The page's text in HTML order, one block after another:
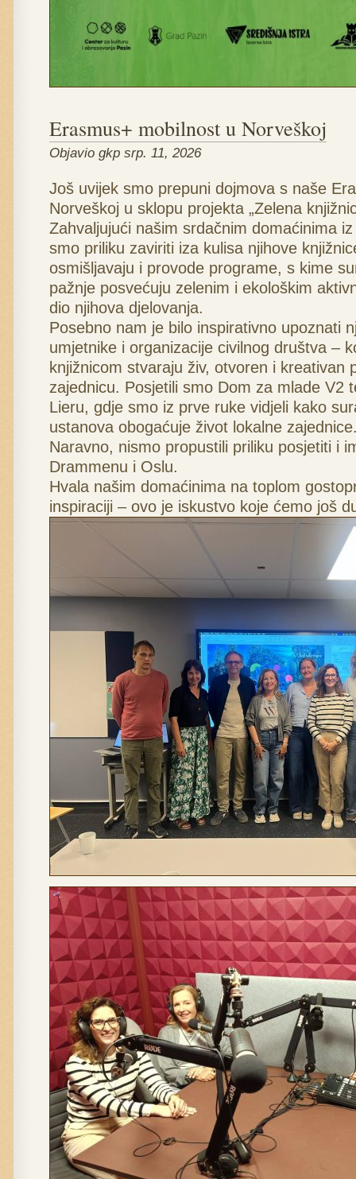
Erasmus+ mobilnost u Norveškoj
Objavio gkp srp. 11, 2026
Još uvijek smo prepuni dojmova s naše
Norveškoj u sklopu projekta „Zelena
Zahvaljujući našim srdačnim domaćinima
smo priliku zaviriti iza kulisa njihove
osmišljavaju i provode programe, s kime
pažnje posvećuju zelenim i ekološkim
dio njihova djelovanja.
Posebno nam je bilo inspirativno upoznati
umjetnike i organizacije civilnog društva –
knjižnicom stvaraju živ, otvoren i kreativan
zajednicu. Posjetili smo Dom za mlade V2
Lieru, gdje smo iz prve ruke vidjeli kako
ustanova obogaćuje život lokalne
Naravno, nismo propustili priliku posjetiti i
Drammenu i Oslu.
Hvala našim domaćinima na toplom
inspiraciji – ovo je iskustvo koje ćemo još